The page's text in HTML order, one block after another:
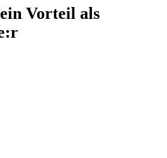
Vorteil als